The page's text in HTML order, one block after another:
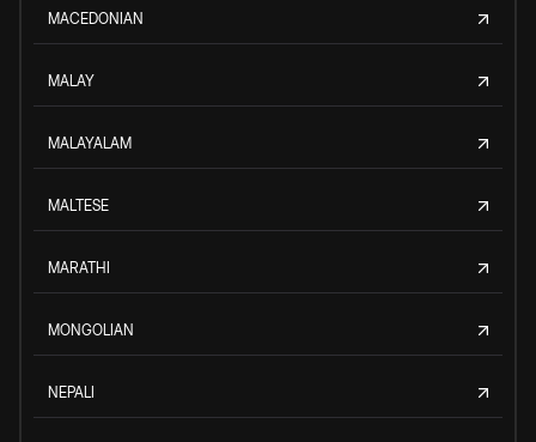
MACEDONIAN
MALAY
MALAYALAM
MALTESE
MARATHI
MONGOLIAN
NEPALI